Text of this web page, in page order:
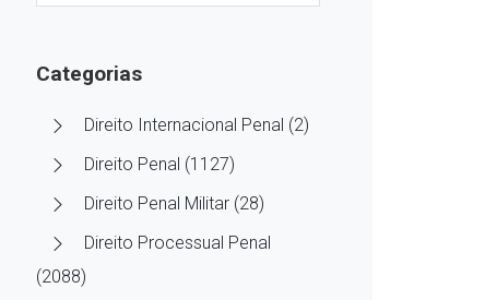
Categorias
Direito Internacional Penal (2)
Direito Penal (1127)
Direito Penal Militar (28)
Direito Processual Penal
(2088)